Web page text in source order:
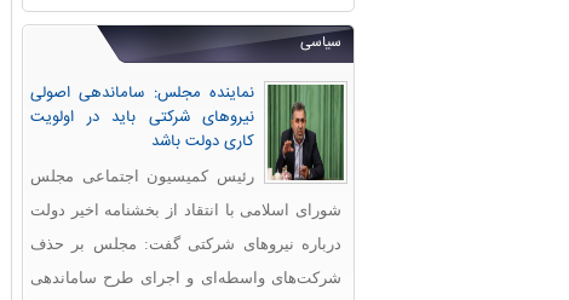
سیاسی
نماینده مجلس: ساماندهی اصولی
نیروهای شرکتی باید در اولویت
کاری دولت باشد
رئیس کمیسیون اجتماعی مجلس
شورای اسلامی با انتقاد از بخشنامه اخیر دولت
درباره نیروهای شرکتی گفت: مجلس بر حذف
شرکت‌های واسطه‌ای و اجرای طرح ساماندهی